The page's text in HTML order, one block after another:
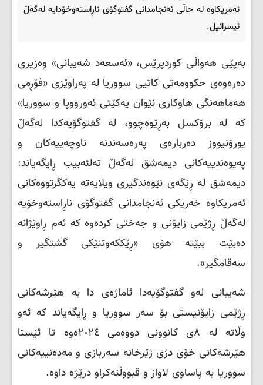
ئەمریکاوە لە حاڵی ئەنجامدانی گفتوگۆی ناڕاستەوخۆدایە لەگەڵ
ئیسرائیل.
بەپێی هەواڵی کوردپرێس، «ئەسعەد شەیبانی» وەزیری
دەرەوەی حکوومەتی کاتیی سووریا لە پەراوێزی «فۆڕمی
هەماهەنگی هاوکاری نێوان یەکێتی ئەورووپا و سووریا»
کە لە برۆکسل بەڕێوەچوو، لە گفتوگۆیەکدا لەگەڵ
یورۆنیووز دەربارەی پەرەسەندنە ناوچەییەکان و
پەیوەندییەکانی دیمەشق لەگەڵ تەلئەبیب ڕایگەیاند:
دیمەشق لە ڕێگەی نێوەندگیری ویلایەتە یەکگرتووەکانی
ئەمریکاوە خەریکی ئەنجامدانی گفتوگۆی ناڕاستەوخۆیە
لەگەڵ ڕژێمی زایۆنی و جەختی کردەوە کە ئەم ڕاوێژانە
دەبێت ببێتە هۆی «ڕێککەوتنێکی گشتگیر و
سەقامگیر».
شەیبانی لەو گفتوگۆیەدا ئاماژەی دا بە هێرشەکانی
ڕژێمی زایۆنیستی بۆ سەر سووریا و ڕایگەیاند کە ئەو
وڵاتە لە ٨ی کانوونی دووەمی ٢٠٢٤ەوە تا ئێستا
هێرشەکانی خۆی دژی ژێرخانە سەربازی و مەدەنییەکانی
سووریا بە پاساوی لاواز و قبووڵنەکراو درێژە داوە.